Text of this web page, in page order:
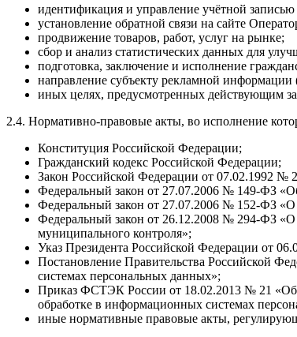
идентификация и управление учётной записью
установление обратной связи на сайте
продвижение товаров, работ, услуг на рынке;
сбор и анализ статистических данных для
подготовка, заключение и исполнение
направление субъекту рекламной
иных целях, предусмотренных действующим
2.4. Нормативно-правовые акты, во исполнение
Конституция Российской Федерации;
Гражданский кодекс Российской Федерации;
Закон Российской Федерации от 07.02.1992 №
Федеральный закон от 27.07.2006 № 149-ФЗ
Федеральный закон от 27.07.2006 № 152-ФЗ
Федеральный закон от 26.12.2008 № 294-ФЗ «О
муниципального контроля»;
Указ Президента Российской Федерации от
Постановление Правительства Российской
системах персональных данных»;
Приказ ФСТЭК России от 18.02.2013 № 21 «Об
обработке в информационных системах
иные нормативные правовые акты,